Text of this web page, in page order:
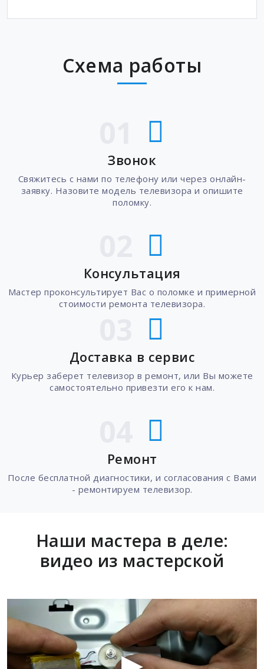
Схема работы
Звонок
Свяжитесь с нами по телефону или через онлайн-
заявку. Назовите модель телевизора и опишите
поломку.
Консультация
Мастер проконсультирует Вас о поломке и примерной
стоимости ремонта телевизора.
Доставка в сервис
Курьер заберет телевизор в ремонт, или Вы можете
самостоятельно привезти его к нам.
Ремонт
После бесплатной диагностики, и согласования с Вами
- ремонтируем телевизор.
Наши мастера в деле:
видео из мастерской